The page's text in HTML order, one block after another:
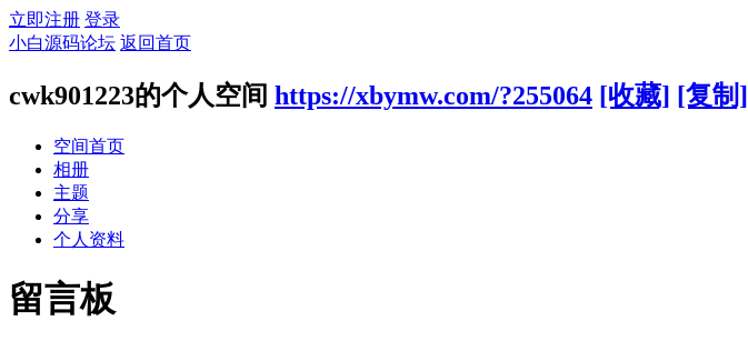
立即注册 登录
小白源码论坛 返回首页
cwk901223的个人空间 https://xbymw.com/?255064 [收藏] [复制]
空间首页
相册
主题
分享
个人资料
留言板